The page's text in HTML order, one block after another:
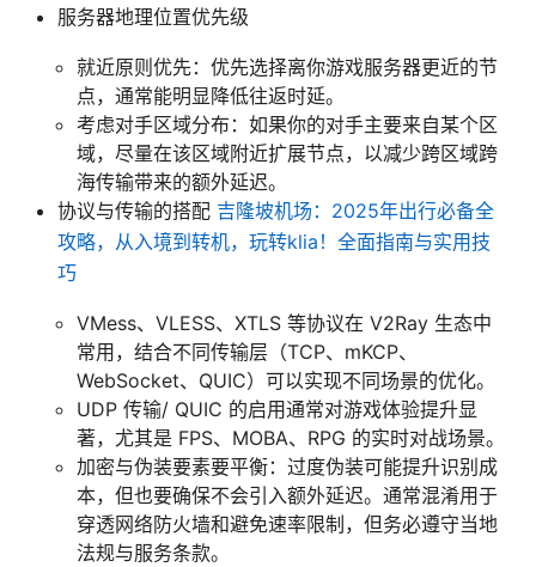
服务器地理位置优先级
就近原则优先：优先选择离你游戏服务器更近的节
点，通常能明显降低往返时延。
考虑对手区域分布：如果你的对手主要来自某个区
域，尽量在该区域附近扩展节点，以减少跨区域跨
海传输带来的额外延迟。
协议与传输的搭配 吉隆坡机场：2025年出行必备全
攻略，从入境到转机，玩转klia！全面指南与实用技
巧
VMess、VLESS、XTLS 等协议在 V2Ray 生态中
常用，结合不同传输层（TCP、mKCP、
WebSocket、QUIC）可以实现不同场景的优化。
UDP 传输/ QUIC 的启用通常对游戏体验提升显
著，尤其是 FPS、MOBA、RPG 的实时对战场景。
加密与伪装要素要平衡：过度伪装可能提升识别成
本，但也要确保不会引入额外延迟。通常混淆用于
穿透网络防火墙和避免速率限制，但务必遵守当地
法规与服务条款。